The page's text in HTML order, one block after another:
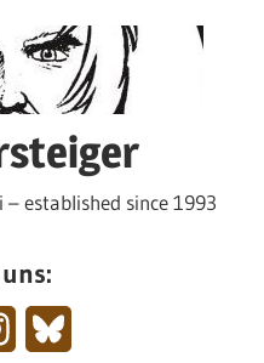
– established since 1993
Instagram